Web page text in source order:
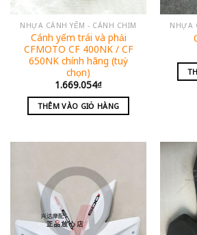
NHỰA CÁNH YẾM - CÁNH CHIM
Cánh yếm trái và phải
CFMOTO CF 400NK / CF
650NK chính hãng (tuỳ
chọn)
1.669.054₫
THÊM VÀO GIỎ HÀNG
NHỰA